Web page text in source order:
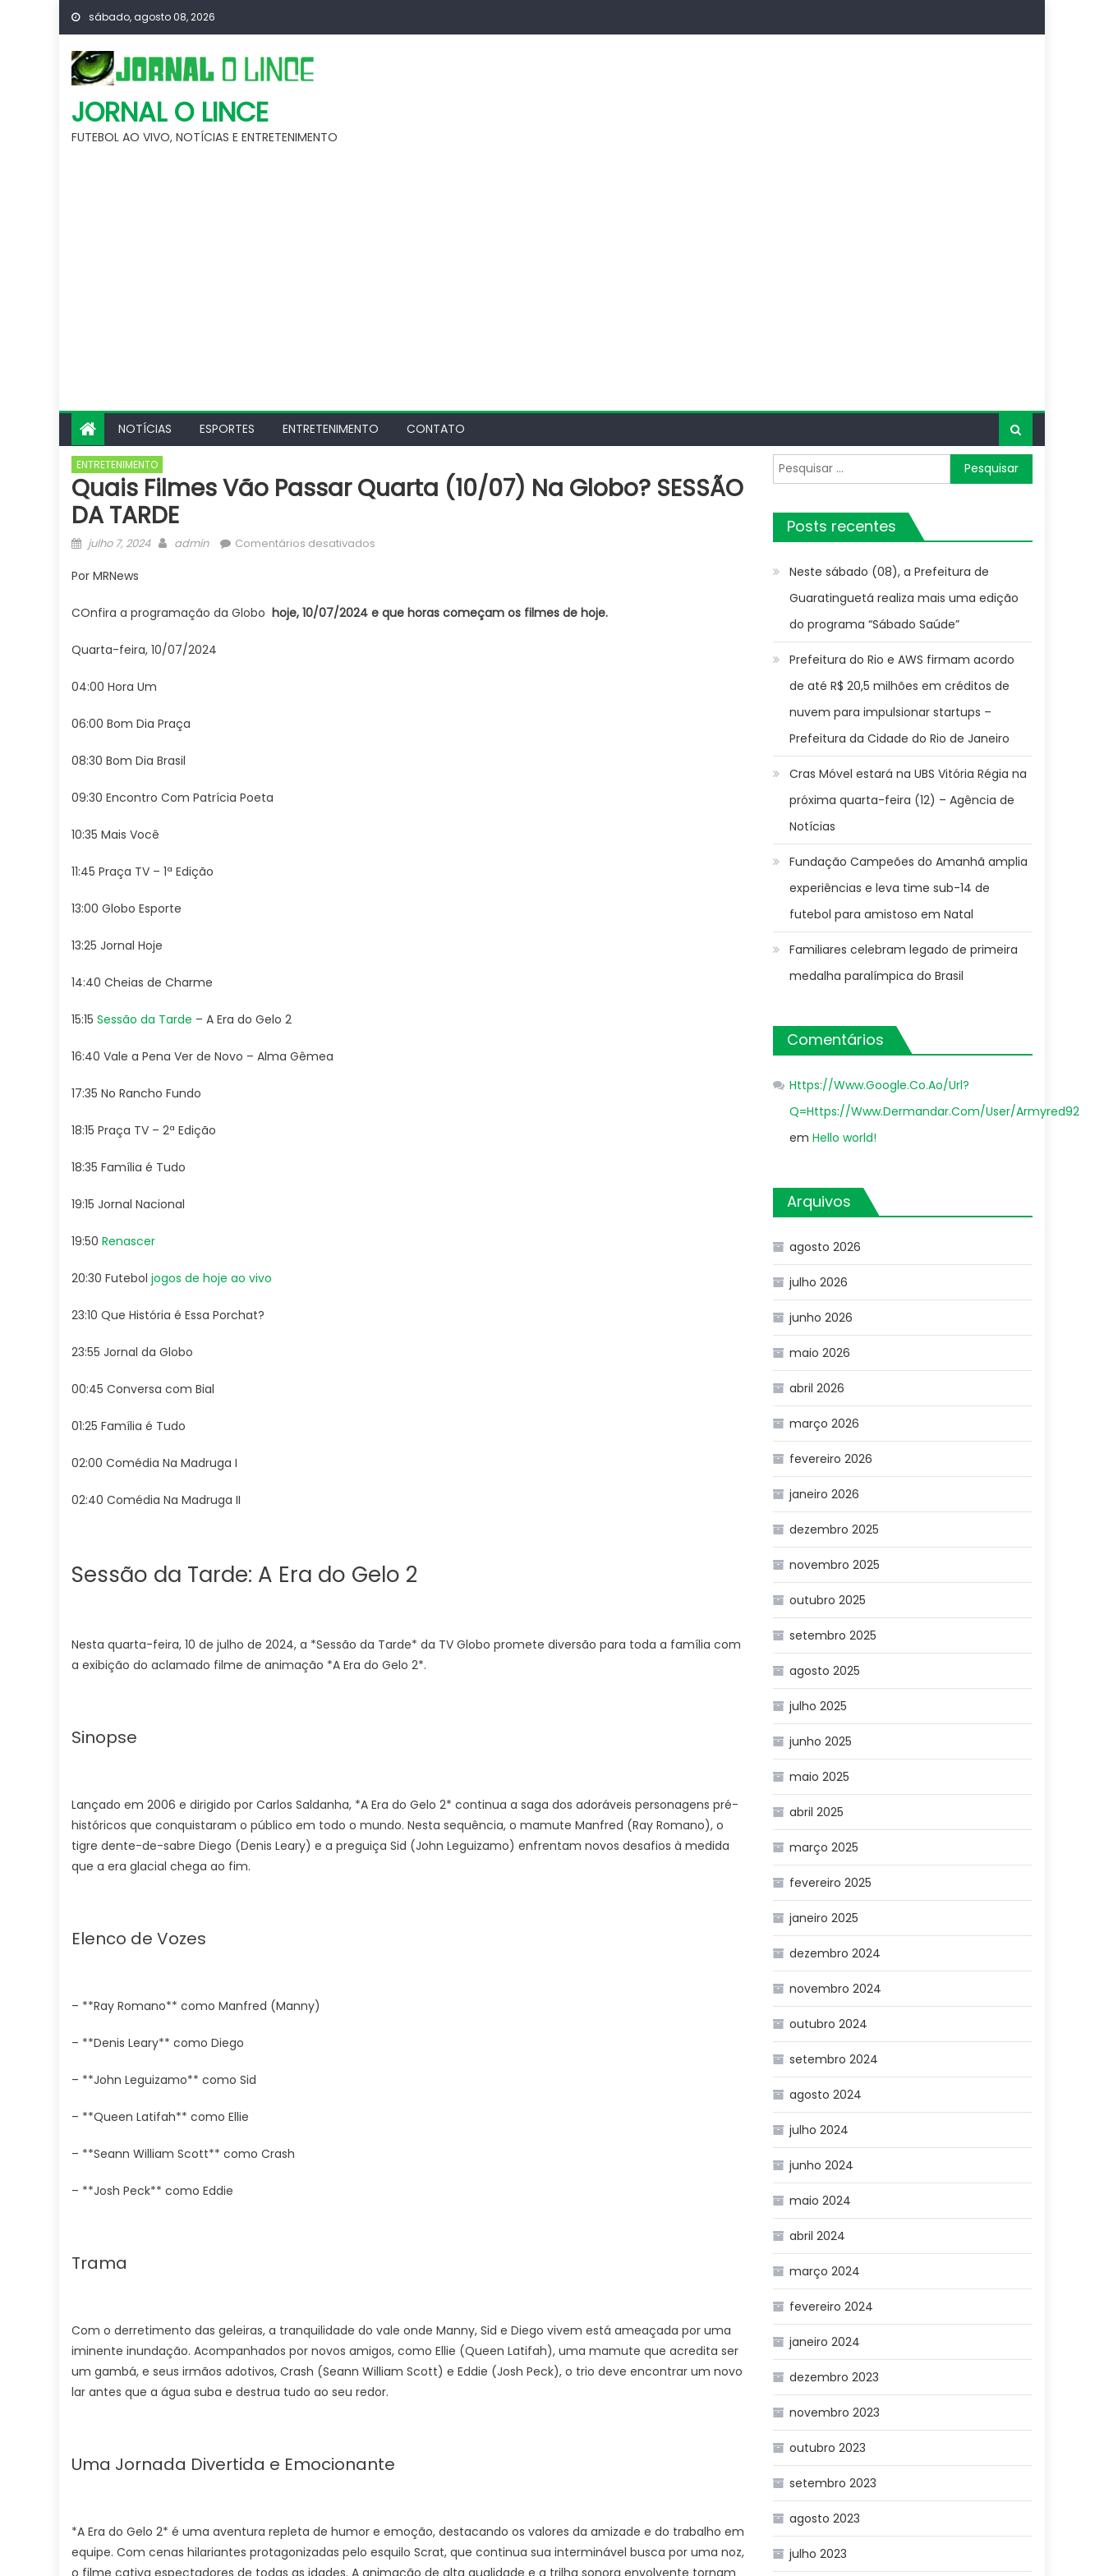
Skip
content
sábado, agosto 08, 2026
JORNAL O LINCE
FUTEBOL AO VIVO, NOTÍCIAS E ENTRETENIMENTO
NOTÍCIAS ESPORTES ENTRETENIMENTO CONTATO
ENTRETENIMENTO
Quais Filmes Vão Passar Quarta (10/07) Na Globo? SESSÃO
DA TARDE
Posted
julho 7, 2024 Author
admin Comentários desativados
passar
Por MRNews
COnfira a programação da Globo hoje, 10/07/2024 e que horas começam os filmes de hoje.
Quarta-feira, 10/07/2024
04:00 Hora Um
06:00 Bom Dia Praça
08:30 Bom Dia Brasil
09:30 Encontro Com Patrícia Poeta
10:35 Mais Você
11:45 Praça TV – 1ª Edição
13:00 Globo Esporte
13:25 Jornal Hoje
14:40 Cheias de Charme
15:15 Sessão da Tarde – A Era do Gelo 2
16:40 Vale a Pena Ver de Novo – Alma Gêmea
17:35 No Rancho Fundo
18:15 Praça TV – 2ª Edição
18:35 Família é Tudo
19:15 Jornal Nacional
19:50 Renascer
20:30 Futebol jogos de hoje ao vivo
23:10 Que História é Essa Porchat?
23:55 Jornal da Globo
00:45 Conversa com Bial
01:25 Família é Tudo
02:00 Comédia Na Madruga I
02:40 Comédia Na Madruga II
Sessão da Tarde: A Era do Gelo 2
Nesta quarta-feira, 10 de julho de 2024, a *Sessão da Tarde* da TV Globo promete diversão para toda a família com
a exibição do aclamado filme de animação *A Era do Gelo 2*.
Sinopse
Lançado em 2006 e dirigido por Carlos Saldanha, *A Era do Gelo 2* continua a saga dos adoráveis personagens pré-
históricos que conquistaram o público em todo o mundo. Nesta sequência, o mamute Manfred (Ray Romano), o
tigre dente-de-sabre Diego (Denis Leary) e a preguiça Sid (John Leguizamo) enfrentam novos desafios à medida
que a era glacial chega ao fim.
Elenco de Vozes
– **Ray Romano** como Manfred (Manny)
– **Denis Leary** como Diego
– **John Leguizamo** como Sid
– **Queen Latifah** como Ellie
– **Seann William Scott** como Crash
– **Josh Peck** como Eddie
Trama
Com o derretimento das geleiras, a tranquilidade do vale onde Manny, Sid e Diego vivem está ameaçada por uma
iminente inundação. Acompanhados por novos amigos, como Ellie (Queen Latifah), uma mamute que acredita ser
um gambá, e seus irmãos adotivos, Crash (Seann William Scott) e Eddie (Josh Peck), o trio deve encontrar um novo
lar antes que a água suba e destrua tudo ao seu redor.
Uma Jornada Divertida e Emocionante
*A Era do Gelo 2* é uma aventura repleta de humor e emoção, destacando os valores da amizade e do trabalho em
equipe. Com cenas hilariantes protagonizadas pelo esquilo Scrat, que continua sua interminável busca por uma noz,
o filme cativa espectadores de todas as idades. A animação de alta qualidade e a trilha sonora envolvente tornam
Pesquisar
por:
Posts recentes
Neste sábado (08), a Prefeitura de
Guaratinguetá realiza mais uma edição
do programa “Sábado Saúde”
Prefeitura do Rio e AWS firmam acordo
de até R$ 20,5 milhões em créditos de
nuvem para impulsionar startups –
Prefeitura da Cidade do Rio de Janeiro
Cras Móvel estará na UBS Vitória Régia na
próxima quarta-feira (12) – Agência de
Notícias
Fundação Campeões do Amanhã amplia
experiências e leva time sub-14 de
futebol para amistoso em Natal
Familiares celebram legado de primeira
medalha paralímpica do Brasil
Comentários
Https://Www.Google.Co.Ao/Url?
Q=Https://Www.Dermandar.Com/User/Armyred92
emHello world!
Arquivos
agosto 2026
julho 2026
junho 2026
maio 2026
abril 2026
março 2026
fevereiro 2026
janeiro 2026
dezembro 2025
novembro 2025
outubro 2025
setembro 2025
agosto 2025
julho 2025
junho 2025
maio 2025
abril 2025
março 2025
fevereiro 2025
janeiro 2025
dezembro 2024
novembro 2024
outubro 2024
setembro 2024
agosto 2024
julho 2024
junho 2024
maio 2024
abril 2024
março 2024
fevereiro 2024
janeiro 2024
dezembro 2023
novembro 2023
outubro 2023
setembro 2023
agosto 2023
julho 2023